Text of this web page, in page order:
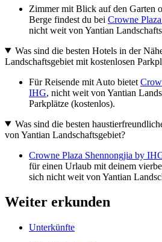
Zimmer mit Blick auf den Garten
Berge findest du bei Crowne
nicht weit von Yantian
Was sind die besten Hotels in der
Landschaftsgebiet mit kostenlosen
Für Reisende mit Auto bietet
IHG, nicht weit von Yantian
Parkplätze (kostenlos).
Was sind die besten
von Yantian Landschaftsgebiet?
Crowne Plaza Shennongjia by
für einen Urlaub mit deinem
sich nicht weit von Yantian
Weiter erkunden
Unterkünfte